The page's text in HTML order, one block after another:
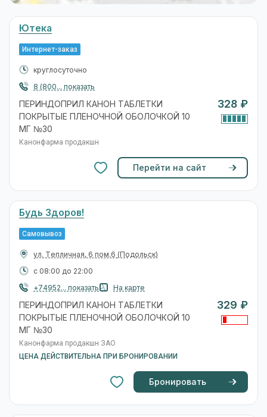
Ютека
Интернет-заказ
круглосуточно
8 (800... показать
ПЕРИНДОПРИЛ КАНОН ТАБЛЕТКИ
ПОКРЫТЫЕ ПЛЕНОЧНОЙ ОБОЛОЧКОЙ 10
МГ №30
Канонфарма продакшн
328 ₽
Перейти на сайт
Будь Здоров!
Самовывоз
ул. Тепличная, 6 пом.6 (Подольск)
с 08:00 до 22:00
+74952... показать
На карте
ПЕРИНДОПРИЛ КАНОН ТАБЛЕТКИ
ПОКРЫТЫЕ ПЛЕНОЧНОЙ ОБОЛОЧКОЙ 10
МГ №30
Канонфарма продакшн ЗАО
ЦЕНА ДЕЙСТВИТЕЛЬНА ПРИ БРОНИРОВАНИИ
329 ₽
Бронировать